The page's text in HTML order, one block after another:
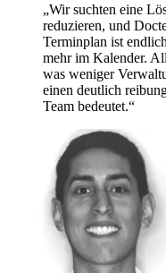
„Wir suchten eine
reduzieren, und
Terminplan ist
mehr im Kalender.
was weniger
einen deutlich
Team bedeutet.“